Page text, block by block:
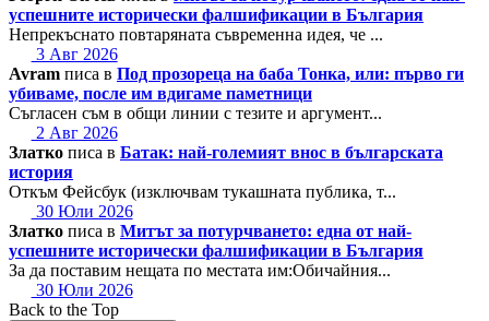
успешните исторически фалшификации в България
Непрекъснато повтаряната съвременна идея, че ...
3 Авг 2026
Avram писа в Под прозореца на баба Тонка, или: първо ги
убиваме, после им вдигаме паметници
Съгласен съм в общи линии с тезите и аргумент...
2 Авг 2026
Златко писа в Батак: най-големият внос в българската
история
Откъм Фейсбук (изключвам тукашната публика, т...
30 Юли 2026
Златко писа в Митът за потурчването: една от най-
успешните исторически фалшификации в България
За да поставим нещата по местата им:Обичайния...
30 Юли 2026
Back to the Top